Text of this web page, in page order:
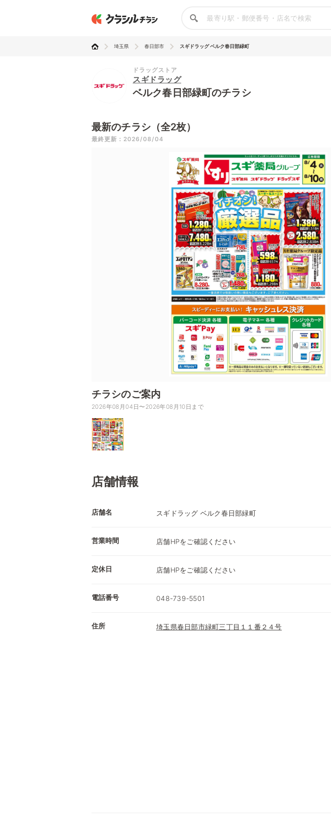
埼玉県 春日部市 スギドラッグ ベルク春日部緑町
ドラッグストア
スギドラッグ
ベルク春日部緑町のチラシ
最新のチラシ（全2枚）
最終更新：2026/08/04
チラシのご案内
2026年08月04日〜2026年08月10日まで
店舗情報
店舗名 スギドラッグ ベルク春日部緑町
営業時間 店舗HPをご確認ください
定休日 店舗HPをご確認ください
電話番号 048-739-5501
住所 埼玉県春日部市緑町三丁目１１番２４号